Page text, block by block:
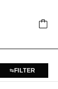
FILTER